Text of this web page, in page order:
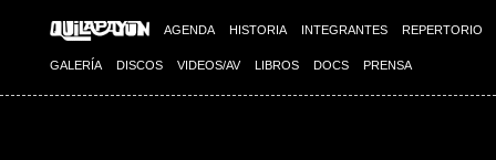
AGENDA HISTORIA INTEGRANTES REPERTORIO
GALERÍA DISCOS VIDEOS/AV LIBROS DOCS PRENSA